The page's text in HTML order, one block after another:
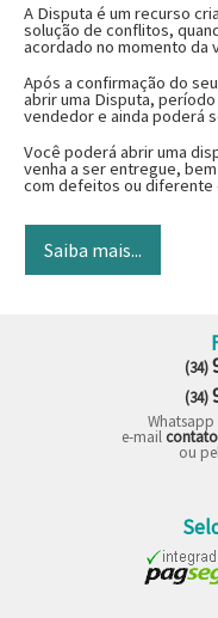
A Disputa é um recurso
solução de conflitos,
acordado no momento da
Após a confirmação do
abrir uma Disputa,
vendedor e ainda poderá
Você poderá abrir uma
venha a ser entregue,
com defeitos ou diferente
(34)
(34)
Whatsapp
e-mail
ou